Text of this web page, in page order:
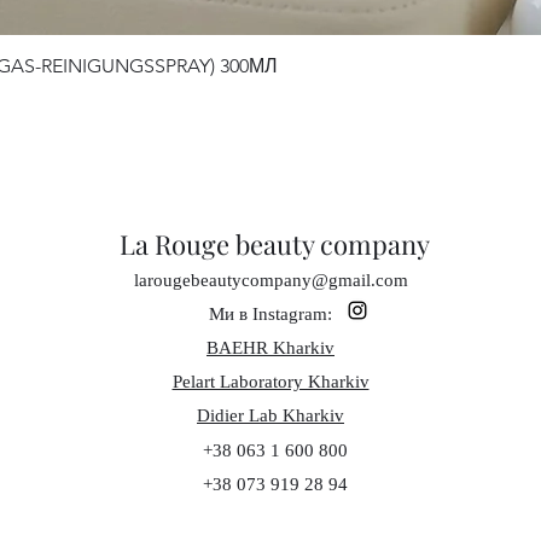
Швидкий перегляд
REINIGUNGSSPRAY) 300МЛ
La Rouge beauty company
larougebeautycompany@gmail.com
Ми в Instagram:
BAEHR Kharkiv
Pelart Laboratory Kharkiv
Didier Lab Kharkiv
+38 063 1 600 800
+38 073 919 28 94